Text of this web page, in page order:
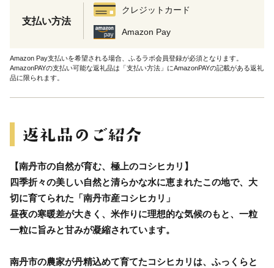
支払い方法
クレジットカード
Amazon Pay
Amazon Pay支払いを希望される場合、ふるラボ会員登録が必須となります。
AmazonPAYの支払い可能な返礼品は「支払い方法」にAmazonPAYの記載がある返礼
品に限られます。
【南丹市の自然が育む、極上のコシヒカリ】
四季折々の美しい自然と清らかな水に恵まれたこの地で、大
切に育てられた「南丹市産コシヒカリ」
昼夜の寒暖差が大きく、米作りに理想的な気候のもと、一粒
一粒に旨みと甘みが凝縮されています。
南丹市の農家が丹精込めて育てたコシヒカリは、ふっくらと